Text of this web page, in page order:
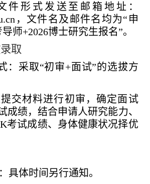
件形式发送至邮箱地址：
，文件名及邮件名均为“申
导师+2026博士研究生报名”。
取
：采取“初审+面试”的选拔方
交材料进行初审，确定面试
成绩，结合申请人研究能力、
考试成绩、身体健康状况择优
具体时间另行通知。